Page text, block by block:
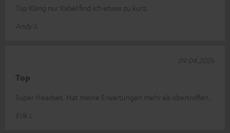
Top Klang nur Kabel find ich etwas zu kurz.
Andy S.
Top
Super Headset. Hat meine Erwartungen mehr als übertroffen.
Erik L.
09.04.2026